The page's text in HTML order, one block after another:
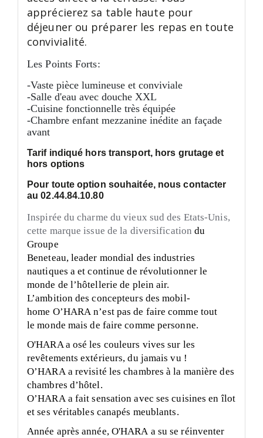
apprécierez sa table haute pour
déjeuner ou préparer les repas en toute
convivialité.
Les Points Forts:
-Vaste pièce lumineuse et conviviale
-Salle d'eau avec douche XXL
-Cuisine fonctionnelle très équipée
-Chambre enfant mezzanine inédite an façade
avant
Tarif indiqué hors transport, hors grutage et
hors options
Pour toute option souhaitée, nous contacter
au 02.44.84.10.80
Inspirée du charme du vieux sud des Etats-Unis,
cette marque issue de la diversification du
Groupe
Beneteau, leader mondial des industries
nautiques a et continue de révolutionner le
monde de l’hôtellerie de plein air.
L’ambition des concepteurs desmobil-
home O’HARA n’est pas de faire comme tout
lemonde mais de faire comme personne.
O'HARA a osé les couleurs vives sur les
revêtements extérieurs, du jamais vu !
O’HARAa revisité les chambres à la manière des
chambres d’hôtel.
O’HARAa fait sensation avec ses cuisines en îlot
et ses véritables canapés meublants.
Année après année, O'HARA a su se réinventer